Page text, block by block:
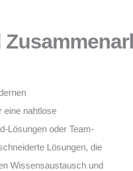
eine nahtlose
Lösungen oder Team-
Lösungen, die
Wissensaustausch und